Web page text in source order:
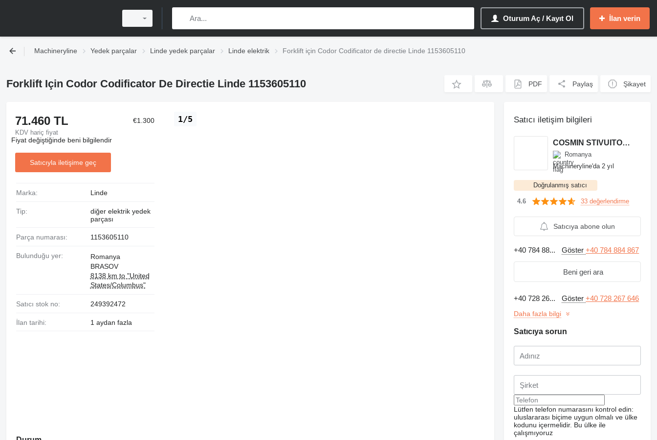
Oturum Aç / Kayıt Ol İlan verin
Machineryline Yedek parçalar Linde yedek parçalar Linde elektrik Forklift için Codor Codificator de directie Linde 1153605110
Forklift Için Codor Codificator De Directie Linde 1153605110 PDF Paylaş Şikayet
1/5
71.460 TL
KDV hariç fiyat
€1.300
Fiyat değiştiğinde beni bilgilendir
Satıcıyla iletişime geç
Marka: Linde
Tip:
diğer elektrik yedek
parçası
Parça numarası: 1153605110
Bulunduğu yer:
Romanya
BRASOV
8138 km to "United
States/Columbus"
Satıcı stok no: 249392472
İlan tarihi: 1 aydan fazla
Satıcı iletişim bilgileri
COSMIN STIVUITOARE
Romanya
Machineryline'da 2 yıl
Doğrulanmış satıcı
4.6 33 değerlendirme
Satıcıya abone olun
+40 784 88... Göster+40 784 884 867
Beni geri ara
+40 728 26... Göster+40 728 267 646
Daha fazla bilgi
Satıcıya sorun
Lütfen telefon numarasını kontrol edin:
uluslararası biçime uygun olmalı ve ülke
kodunu içermelidir. Bu ülke ile
çalışmıyoruz